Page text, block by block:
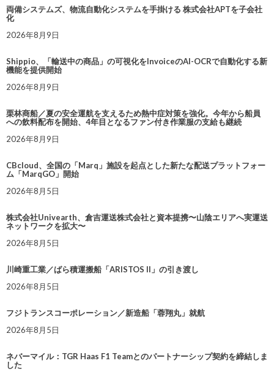
両備システムズ、物流自動化システムを手掛ける 株式会社APTを子会社
化
2026年8月9日
Shippio、「輸送中の商品」の可視化をInvoiceのAI-OCRで自動化する新
機能を提供開始
2026年8月9日
栗林商船／夏の安全運航を支えるため熱中症対策を強化。今年から船員
への飲料配布を開始、4年目となるファン付き作業服の支給も継続
2026年8月9日
CBcloud、全国の「Marq」施設を起点とした新たな配送プラットフォー
ム「MarqGO」開始
2026年8月5日
株式会社Univearth、倉吉運送株式会社と資本提携〜山陰エリアへ実運送
ネットワークを拡大〜
2026年8月5日
川崎重工業／ばら積運搬船「ARISTOS II」の引き渡し
2026年8月5日
フジトランスコーポレーション／新造船「蓉翔丸」就航
2026年8月5日
ネバーマイル：TGR Haas F1 Teamとのパートナーシップ契約を締結しま
した